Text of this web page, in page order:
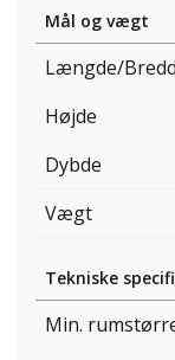
Mål og vægt
Længde/
Højde
Dybde
Vægt
Tekniske
Min.